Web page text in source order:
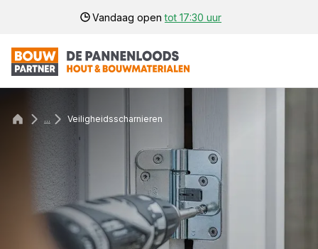
Vandaag opentot 17:30 uur
... Veiligheidsscharnieren